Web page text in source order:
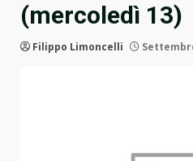
(mercoledì 13)
Filippo Limoncelli